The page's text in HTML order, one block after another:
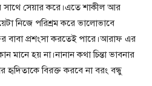
সেয়ার করে।এতে শাকীল আর
নিজে পরিশ্রম করে ভালোভাবে
বাবা প্রশংসা করতেই পারে।আরাফ এর
হয় না।নানান কথা চিন্তা ভাবনার
বিরক্ত করবে না বরং বন্ধু